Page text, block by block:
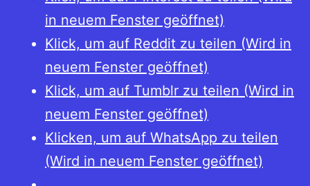
in neuem Fenster geöffnet)
Klick, um auf Reddit zu teilen (Wird in
neuem Fenster geöffnet)
Klick, um auf Tumblr zu teilen (Wird in
neuem Fenster geöffnet)
Klicken, um auf WhatsApp zu teilen
(Wird in neuem Fenster geöffnet)